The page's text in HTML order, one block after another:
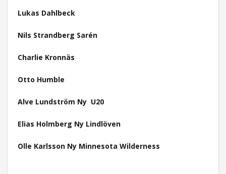
Lukas Dahlbeck
Nils Strandberg Sarén
Charlie Kronnäs
Otto Humble
Alve Lundström Ny U20
Elias Holmberg Ny Lindlöven
Olle Karlsson Ny Minnesota Wilderness